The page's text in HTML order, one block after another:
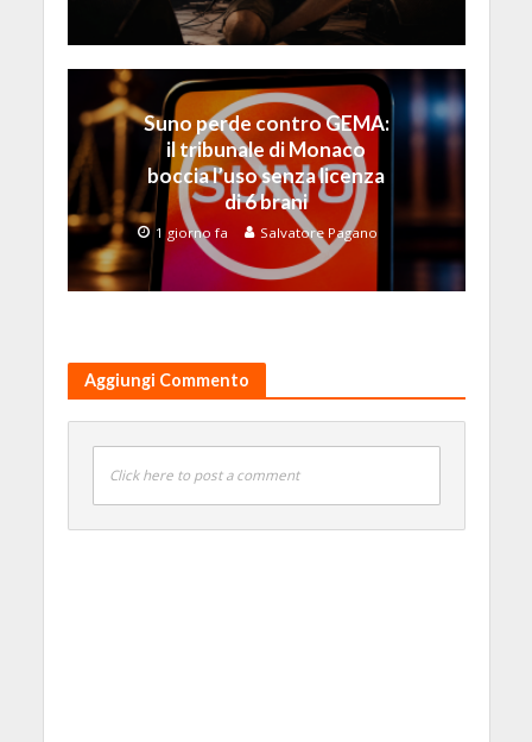
Suno perde contro GEMA:
il tribunale di Monaco
boccia l’uso senza licenza
di 6 brani
1 giorno fa Salvatore Pagano
Aggiungi Commento
Click here to post a comment